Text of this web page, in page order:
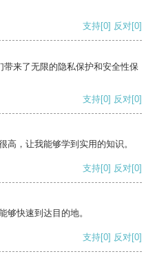
支持[0] 反对[0]
来了无限的隐私保护和安全性保
支持[0] 反对[0]
高，让我能够学到实用的知识。
支持[0] 反对[0]
够快速到达目的地。
支持[0] 反对[0]